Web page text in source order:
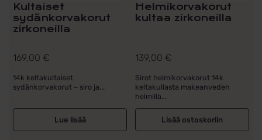
Kultaiset
sydänkorvakorut
zirkoneilla
169,00 €
14k keltakultaiset
sydänkorvakorut – siro ja...
Lue lisää
Helmikorvakorut
kultaa zirkoneilla
139,00 €
Sirot helmikorvakorut 14k
keltakullasta makeanveden
helmillä...
Lisää ostoskoriin